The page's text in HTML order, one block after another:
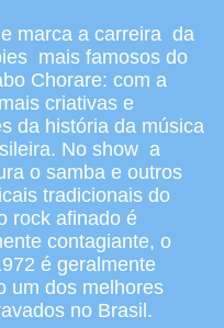
marca a carreira da
mais famosos do
Chorare: com a
criativas e
da história da música
No show a
o samba e outros
tradicionais do
rock afinado é
contagiante, o
é geralmente
um dos melhores
no Brasil.